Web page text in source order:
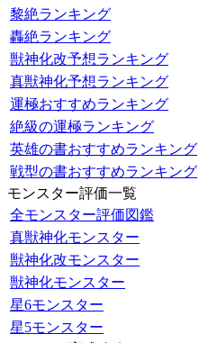
黎絶ランキング
轟絶ランキング
獣神化改予想ランキング
真獣神化予想ランキング
運極おすすめランキング
絶級の運極ランキング
英雄の書おすすめランキング
戦型の書おすすめランキング
モンスター評価一覧
全モンスター評価図鑑
真獣神化モンスター
獣神化改モンスター
獣神化モンスター
星6モンスター
星5モンスター